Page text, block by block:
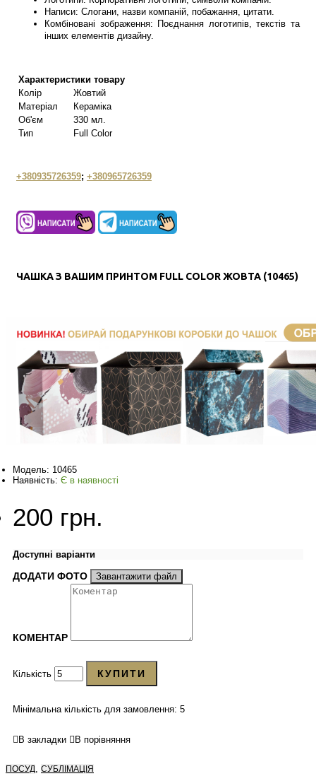
Написи: Слогани, назви компаній, побажання, цитати.
Комбіновані зображення: Поєднання логотипів, текстів та
інших елементів дизайну.
Характеристики товару
Колір
Жовтий
Матеріал
Кераміка
Об'єм
330 мл.
Тип
Full Color
+380935726359; +380965726359
ЧАШКА З ВАШИМ ПРИНТОМ FULL COLOR ЖОВТА (10465)
Модель: 10465
Наявність: Є в наявності
200 грн.
Доступні варіанти
ДОДАТИ ФОТО Завантажити файл
КОМЕНТАР
Кількість КУПИТИ
Мінімальна кількість для замовлення: 5
В закладки В порівняння
ПОСУД СУБЛІМАЦІЯ